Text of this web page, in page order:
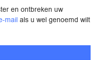
en ontbreken uw
mail als u wel genoemd wilt